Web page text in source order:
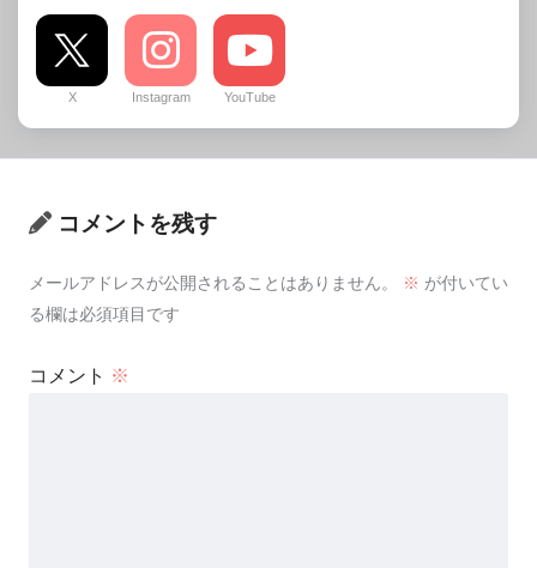
X Instagram YouTube
コメントを残す
メールアドレスが公開されることはありません。 ※ が付いてい
る欄は必須項目です
コメント ※